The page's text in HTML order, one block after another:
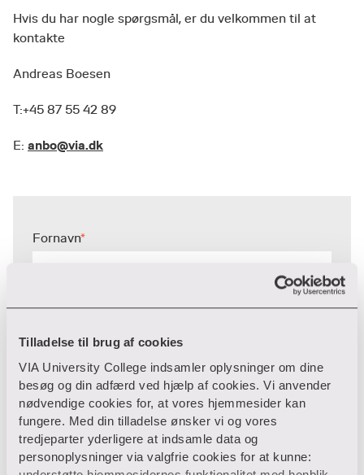
Tilladelse til brug af cookies
VIA University College indsamler oplysninger om dine
besøg og din adfærd ved hjælp af cookies. Vi anvender
nødvendige cookies for, at vores hjemmesider kan
fungere. Med din tilladelse ønsker vi og vores
tredjeparter yderligere at indsamle data og
personoplysninger via valgfrie cookies for at kunne:
Hvis du har nogle spørgsmål, er du velkommen til at
kontakte
Andreas Boesen
T:+45 87 55 42 89
E: anbo@via.dk
Fornavn*
Efternavn*
E-mail*
Telefonnummer *